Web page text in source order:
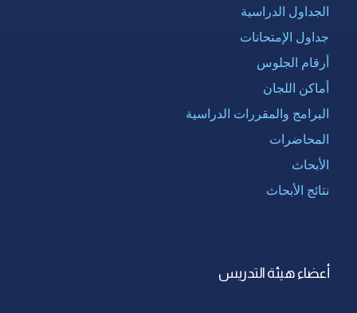
الجداول الدراسية
جداول الإمتحانات
أرقام الجلوس
أماكن اللجان
البرامج والمقررات الدراسية
المحاضرات
الأبحاث
نتائج الأبحاث
أعضاء هيئة التدريس